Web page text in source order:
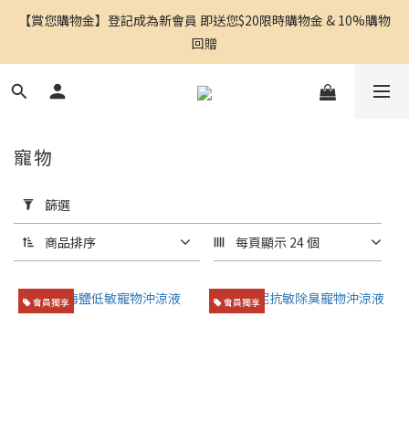
【賞您購物金】登記成為新會員 即送您$20限時購物金 & 10%購物
回贈
用
篩
選
(0/20)
功
寵物
篩選
商品排序 每頁顯示 24 個
會員獨享 會員獨享